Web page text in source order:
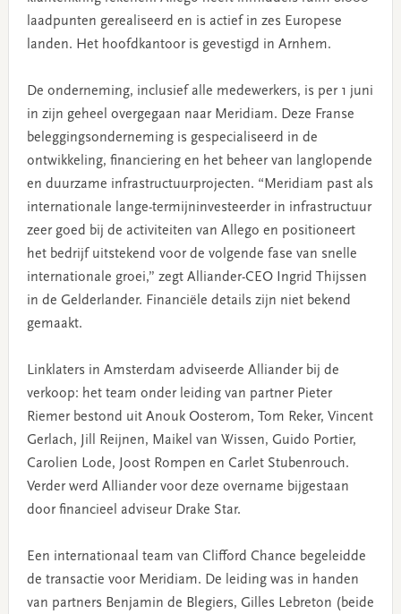
laadpunten gerealiseerd en is actief in zes Europese
landen. Het hoofdkantoor is gevestigd in Arnhem.
De onderneming, inclusief alle medewerkers, is per 1 juni
in zijn geheel overgegaan naar Meridiam. Deze Franse
beleggingsonderneming is gespecialiseerd in de
ontwikkeling, financiering en het beheer van langlopende
en duurzame infrastructuurprojecten. “Meridiam past als
internationale lange-termijninvesteerder in infrastructuur
zeer goed bij de activiteiten van Allego en positioneert
het bedrijf uitstekend voor de volgende fase van snelle
internationale groei,” zegt Alliander-CEO Ingrid Thijssen
in de Gelderlander. Financiële details zijn niet bekend
gemaakt.
Linklaters in Amsterdam adviseerde Alliander bij de
verkoop: het team onder leiding van partner Pieter
Riemer bestond uit Anouk Oosterom, Tom Reker, Vincent
Gerlach, Jill Reijnen, Maikel van Wissen, Guido Portier,
Carolien Lode, Joost Rompen en Carlet Stubenrouch.
Verder werd Alliander voor deze overname bijgestaan
door financieel adviseur Drake Star.
Een internationaal team van Clifford Chance begeleidde
de transactie voor Meridiam. De leiding was in handen
van partners Benjamin de Blegiers, Gilles Lebreton (beide